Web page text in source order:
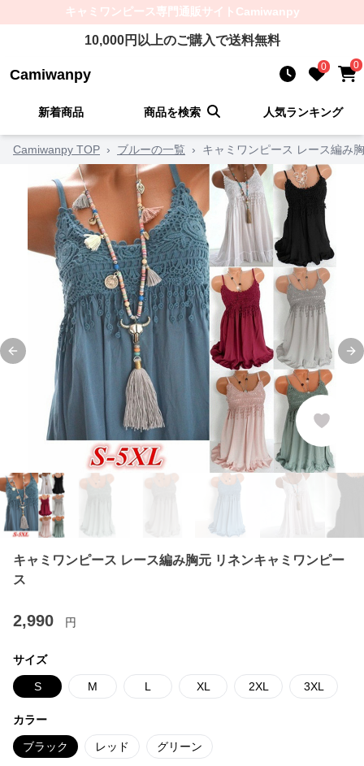
キャミワンピース専門通販サイト Camiwanpy
10,000円以上のご購入で送料無料
Camiwanpy 0 0
新着商品 商品を検索 人気ランキング
Camiwanpy TOP › ブルーの一覧 › キャミワンピース レース編み
Previous slide
キャミワンピース レース編み胸元 リネンキャミワンピー
ス
2,990 円
サイズ
S M L XL 2XL 3XL
カラー
ブラック レッド グリーン